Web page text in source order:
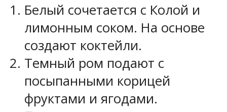
Белый сочетается с Колой и
лимонным соком. На основе
создают коктейли.
Темный ром подают с
посыпанными корицей
фруктами и ягодами.